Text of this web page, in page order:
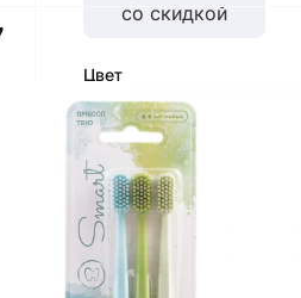
со скидкой
Цвет
Характеристики
Диаметр
щетины,
мм
0,1 мм
Длина
ручки,